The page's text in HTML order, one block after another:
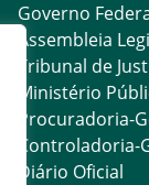
Governo
Assembleia
Tribunal de
Ministério
Procuradoria-
Controladoria-
Diário Oficial